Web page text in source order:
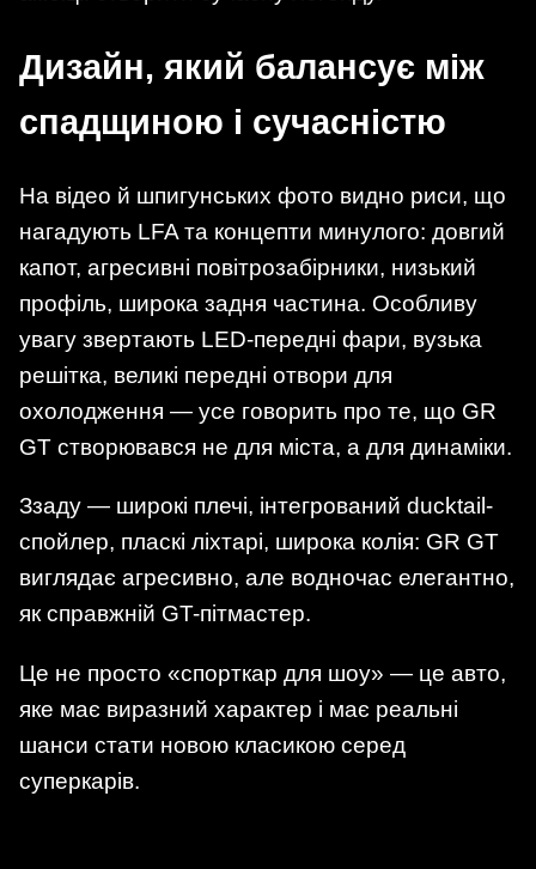
Дизайн, який балансує між
спадщиною і сучасністю
На відео й шпигунських фото видно риси, що
нагадують LFA та концепти минулого: довгий
капот, агресивні повітрозабірники, низький
профіль, широка задня частина. Особливу
увагу звертають LED-передні фари, вузька
решітка, великі передні отвори для
охолодження — усе говорить про те, що GR
GT створювався не для міста, а для динаміки.
Ззаду — широкі плечі, інтегрований ducktail-
спойлер, пласкі ліхтарі, широка колія: GR GT
виглядає агресивно, але водночас елегантно,
як справжній GT-пітмастер.
Це не просто «спорткар для шоу» — це авто,
яке має виразний характер і має реальні
шанси стати новою класикою серед
суперкарів.